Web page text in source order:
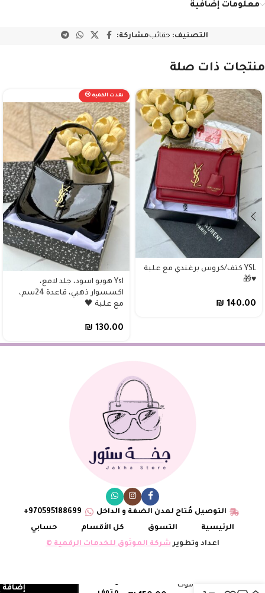
معلومات إضافية
التصنيف: حقائبمشاركة:
منتجات ذات صلة
YSL كتف/كروس برغندي مع علبة
♥️🎁
₪ 140.00
نفذت الكمية 😢
Ysl هوبو اسود، جلد لامع،
اكسسوار ذهبي، قاعدة 24سم،
مع علبة 🖤
₪ 130.00
التوصيل مُتاح لمدن الضفة و الداخل
970595188699+
الرئيسية
التسوق كل الأقسام
حسابي
اعداد وتطويرشركة الموثوق للخدمات الرقمية ©
ليدي ديور موكا
5
إضافة